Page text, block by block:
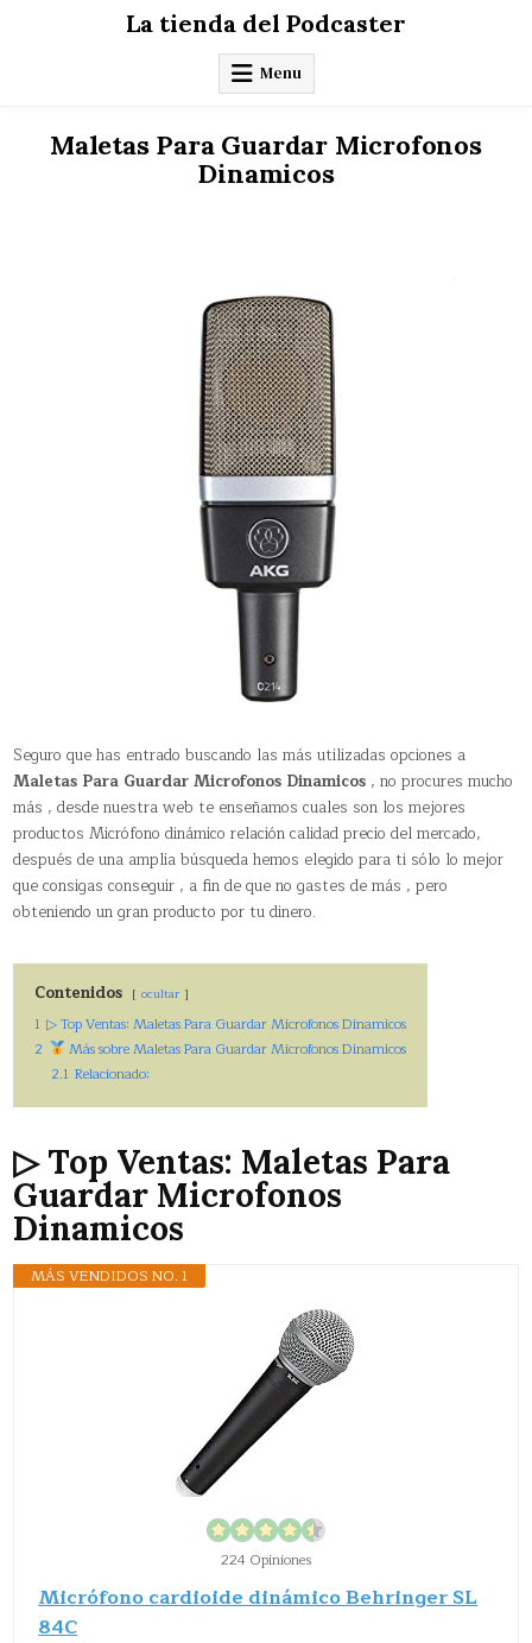
La tienda del Podcaster
Menu
Maletas Para Guardar Microfonos
Dinamicos
Seguro que has entrado buscando las más utilizadas opciones a
Maletas Para Guardar Microfonos Dinamicos , no procures mucho
más , desde nuestra web te enseñamos cuales son los mejores
productos Micrófono dinámico relación calidad precio del mercado,
después de una amplia búsqueda hemos elegido para ti sólo lo mejor
que consigas conseguir , a fin de que no gastes de más , pero
obteniendo un gran producto por tu dinero.
Contenidos ocultar
1 ▷ Top Ventas: Maletas Para Guardar Microfonos Dinamicos
2
Más sobre Maletas Para Guardar Microfonos Dinamicos
2.1 Relacionado:
▷ Top Ventas: Maletas Para
Guardar Microfonos
Dinamicos
MÁS VENDIDOS NO. 1
224 Opiniones
Micrófono cardioide dinámico Behringer SL
84C